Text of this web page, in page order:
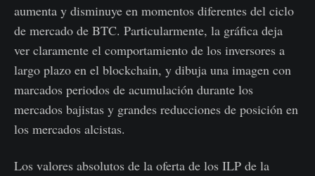
aumenta y disminuye en momentos diferentes del ciclo
de mercado de BTC. Particularmente, la gráfica deja
ver claramente el comportamiento de los inversores a
largo plazo en el blockchain, y dibuja una imagen con
marcados periodos de acumulación durante los
mercados bajistas y grandes reducciones de posición en
los mercados alcistas.
Los valores absolutos de la oferta de los ILP de la